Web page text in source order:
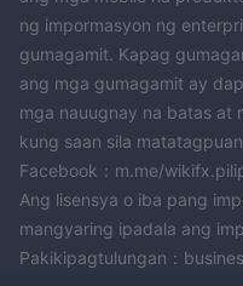
ng impormasyon ng
gumagamit. Kapag
ang mga gumagamit ay
mga nauugnay na batas at
kung saan sila
Facebook：m.me/
Ang lisensya o iba pang
mangyaring ipadala ang
Pakikipagtulungan：